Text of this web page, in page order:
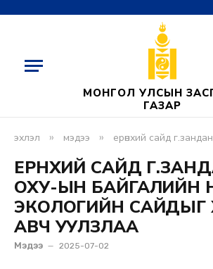
МОНГОЛ УЛСЫН
ГАЗАР
эхлэл » мэдээ » ерөнхий сайд г.занданшатар оху-ын байгалийн
ЕРӨНХИЙ САЙД
ОХУ-ЫН БАЙГАЛИЙН
ЭКОЛОГИЙН САЙДЫГ
АВЧ УУЛЗЛАА
Мэдээ 2025-07-02